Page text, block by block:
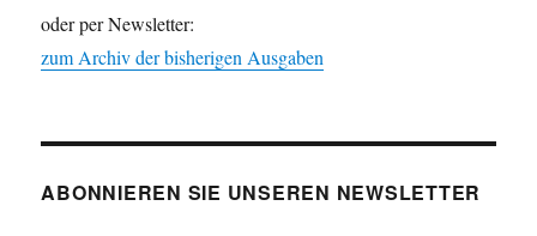
oder per Newsletter:
zum Archiv der bisherigen Ausgaben
ABONNIEREN SIE UNSEREN NEWSLETTER